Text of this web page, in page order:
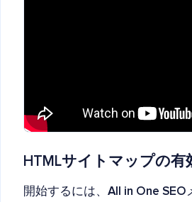
HTMLサイトマップの有
開始するには、 All in One SEO